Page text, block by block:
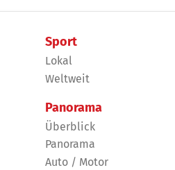
Sport
Lokal
Weltweit
Panorama
Überblick
Panorama
Auto / Motor